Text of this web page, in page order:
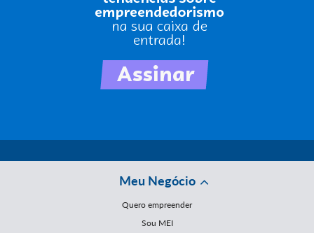
Meu Negócio
Quero empreender
Sou MEI